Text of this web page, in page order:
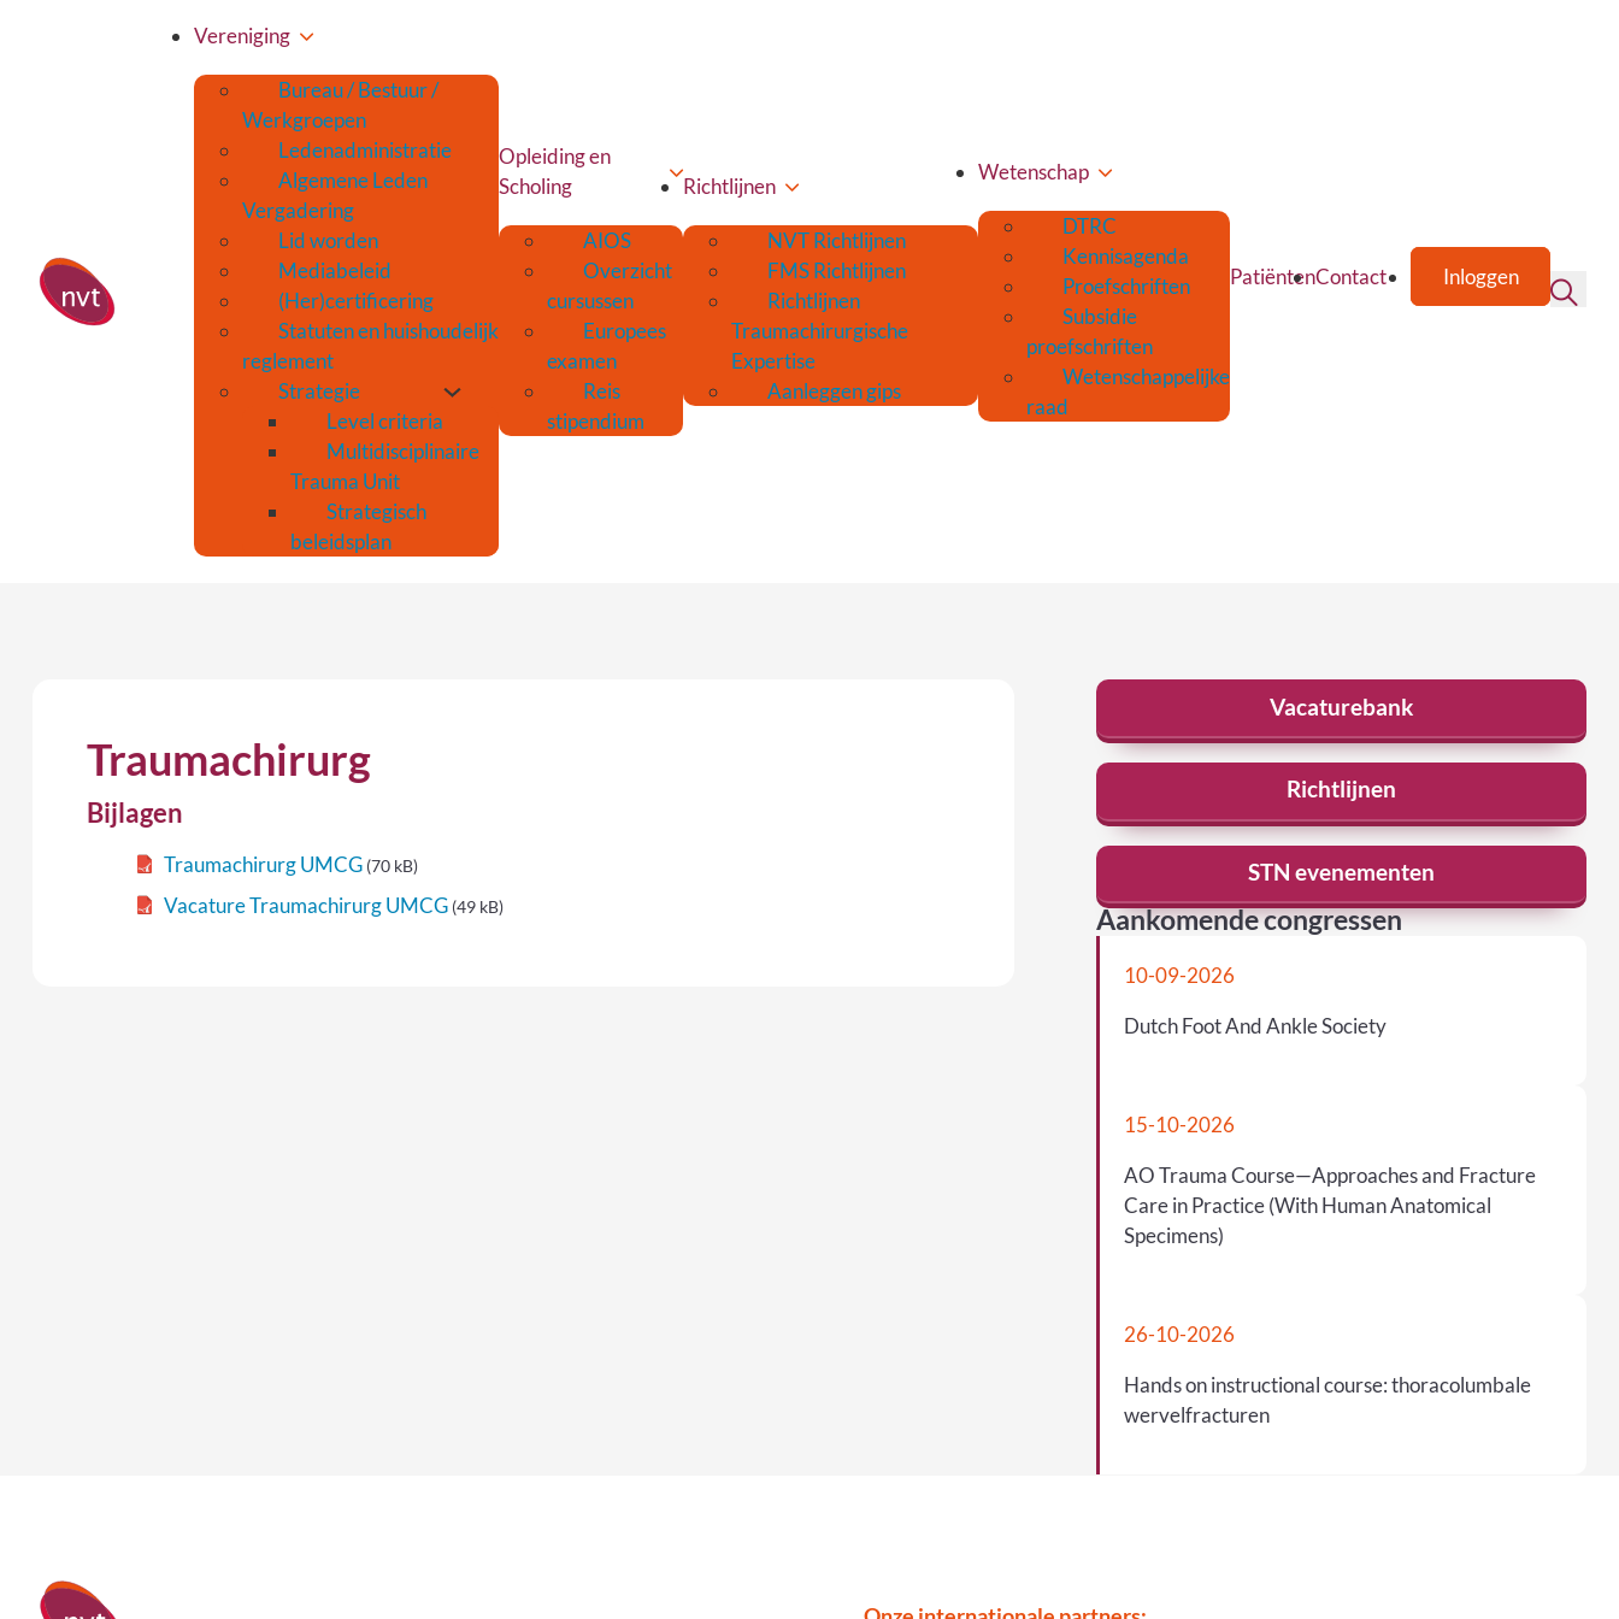
Vereniging
Bureau / Bestuur /
Werkgroepen
Ledenadministratie
Algemene Leden
Vergadering
Lid worden
Mediabeleid
(Her)certificering
Statuten en huishoudelijk
reglement
Strategie
Level criteria
Multidisciplinaire
Trauma Unit
Strategisch
beleidsplan
Opleiding en
Scholing
AIOS
Overzicht
cursussen
Europees
examen
Reis
stipendium
Richtlijnen
NVT Richtlijnen
FMS Richtlijnen
Richtlijnen
Traumachirurgische
Expertise
Aanleggen gips
Wetenschap
DTRC
Kennisagenda
Proefschriften
Subsidie
proefschriften
Wetenschappelijke
raad
PatiëntenContact Inloggen
Traumachirurg
Bijlagen
Traumachirurg UMCG (70 kB)
Vacature Traumachirurg UMCG (49 kB)
Vacaturebank
Richtlijnen
STN evenementen
Aankomende congressen
10-09-2026
Dutch Foot And Ankle Society
15-10-2026
AO Trauma Course—Approaches and Fracture
Care in Practice (With Human Anatomical
Specimens)
26-10-2026
Hands on instructional course: thoracolumbale
wervelfracturen